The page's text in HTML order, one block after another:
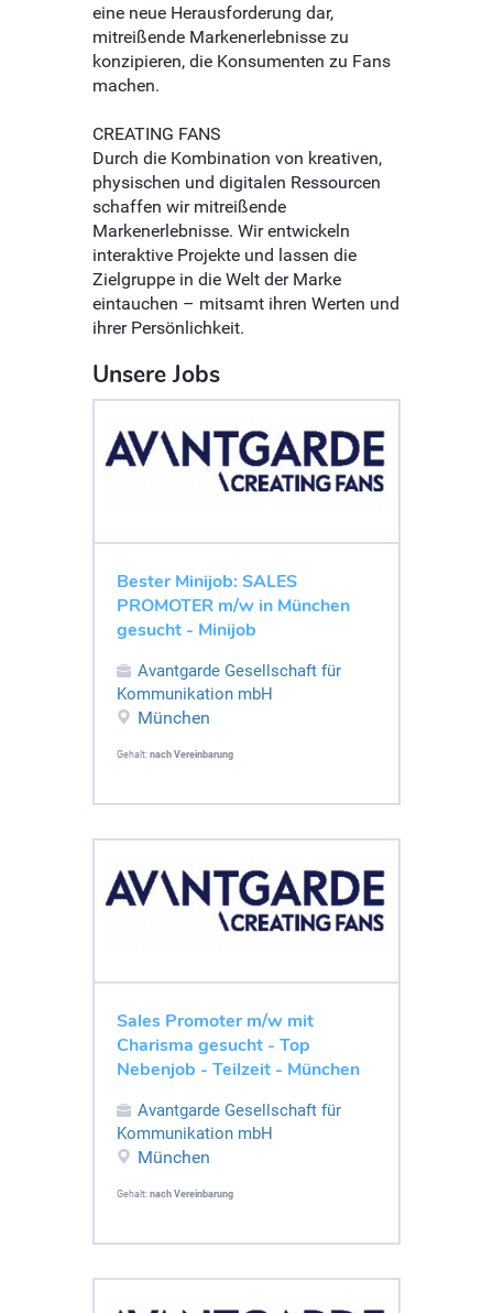
eine neue Herausforderung dar,
mitreißende Markenerlebnisse zu
konzipieren, die Konsumenten zu Fans
machen.
CREATING FANS
Durch die Kombination von kreativen,
physischen und digitalen Ressourcen
schaffen wir mitreißende
Markenerlebnisse. Wir entwickeln
interaktive Projekte und lassen die
Zielgruppe in die Welt der Marke
eintauchen – mitsamt ihren Werten und
ihrer Persönlichkeit.
Unsere Jobs
Bester Minijob: SALES
PROMOTER m/w in München
gesucht - Minijob
Avantgarde Gesellschaft für
Kommunikation mbH
München
Gehalt: nach Vereinbarung
Sales Promoter m/w mit
Charisma gesucht - Top
Nebenjob - Teilzeit - München
Avantgarde Gesellschaft für
Kommunikation mbH
München
Gehalt: nach Vereinbarung